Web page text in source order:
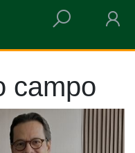
campo